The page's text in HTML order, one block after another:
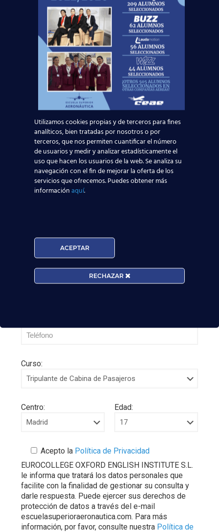
Noticias Relacionadas
Mapa de la aviación global 2025: las rutas más
transitadas y los países con más pasajeros
Leer más
¡Últimas plazas! Nuevo Curso TCP en Madrid
– Tercer cuatrimestre 2026
Leer más
¿Cómo manejan los TCP el jet lag? Trucos y
secretos de vuelo
Curso:
Centro: Edad:
Acepto la Política de Privacidad
EUROCOLLEGE OXFORD ENGLISH INSTITUTE S.L.
le informa que tratará los datos personales que
facilite con la finalidad de gestionar su consulta y
darle respuesta. Puede ejercer sus derechos de
protección de datos a través del e-mail
escuelasuperioraeronautica.com. Para más
información, por favor, consulte nuestra Política de
Utilizamos cookies propias y de terceros para fines
analíticos, bien tratadas por nosotros o por
terceros, que nos permiten cuantificar el número
de usuarios y medir y analizar estadísticamente el
uso que hacen los usuarios de la web. Se analiza su
navegación con el fin de mejorar la oferta de los
servicios que ofrecemos. Puedes obtener más
informaciónaquí.
ACEPTAR
RECHAZAR